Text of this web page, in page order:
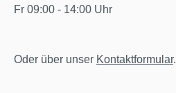
Fr 09:00 - 14:00 Uhr
Oder über unser Kontaktformular.